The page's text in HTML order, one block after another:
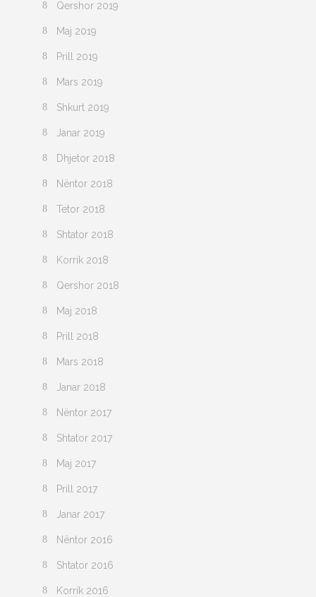
Qershor 2019
Maj 2019
Prill 2019
Mars 2019
Shkurt 2019
Janar 2019
Dhjetor 2018
Nëntor 2018
Tetor 2018
Shtator 2018
Korrik 2018
Qershor 2018
Maj 2018
Prill 2018
Mars 2018
Janar 2018
Nëntor 2017
Shtator 2017
Maj 2017
Prill 2017
Janar 2017
Nëntor 2016
Shtator 2016
Korrik 2016